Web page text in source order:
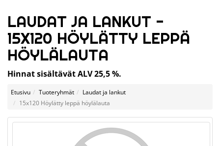
LAUDAT JA LANKUT -
15X120 HÖYLÄTTY LEPPÄ
HÖYLÄLAUTA
Hinnat sisältävät ALV 25,5 %.
Etusivu Tuoteryhmät
Laudat ja lankut
15x120 Höylätty leppä höylälauta